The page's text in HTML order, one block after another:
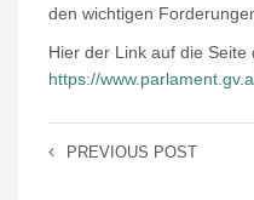
den wichtigen
Hier der Link auf die Seite
https://
PREVIOUS POST